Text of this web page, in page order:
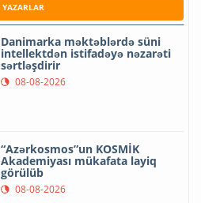
YAZARLAR
Danimarka məktəblərdə süni
intellektdən istifadəyə nəzarəti
sərtləşdirir
08-08-2026
“Azərkosmos”un KOSMİK
Akademiyası mükafata layiq
görülüb
08-08-2026